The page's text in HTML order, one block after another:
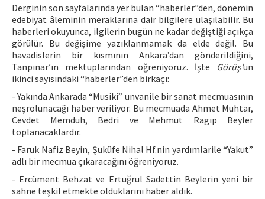
Derginin son sayfalarında yer bulan “haberler”den, dönemin
edebiyat âleminin meraklarına dair bilgilere ulaşılabilir. Bu
haberleri okuyunca, ilgilerin bugün ne kadar değiştiği açıkça
görülür. Bu değişime yazıklanmamak da elde değil. Bu
havadislerin bir kısmının Ankara’dan gönderildiğini,
Tanpınar’ın mektuplarından öğreniyoruz. İşte Görüş’ün
ikinci sayısındaki “haberler”den birkaçı:
- Yakında Ankarada “Musiki” unvanile bir sanat mecmuasının
neşrolunacağı haber veriliyor. Bu mecmuada Ahmet Muhtar,
Cevdet Memduh, Bedri ve Mehmut Ragıp Beyler
toplanacaklardır.
- Faruk Nafiz Beyin, Şukûfe Nihal Hf.nin yardımlarile “Yakut”
adlı bir mecmua çıkaracağını öğreniyoruz.
- Ercüment Behzat ve Ertuğrul Sadettin Beylerin yeni bir
sahne teşkil etmekte olduklarını haber aldık.